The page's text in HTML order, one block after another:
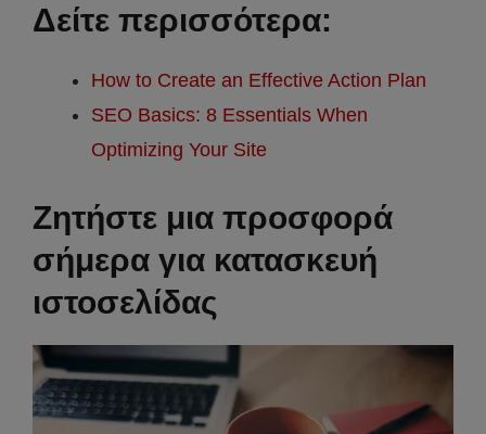
Δείτε περισσότερα:
How to Create an Effective Action Plan
SEO Basics: 8 Essentials When
Optimizing Your Site
Ζητήστε μια προσφορά
σήμερα για κατασκευή
ιστοσελίδας